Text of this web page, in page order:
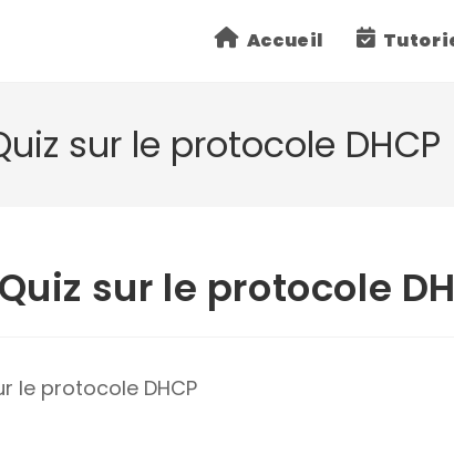
Accueil
sur le protocole DHCP
sur le protocole
le protocole DHCP